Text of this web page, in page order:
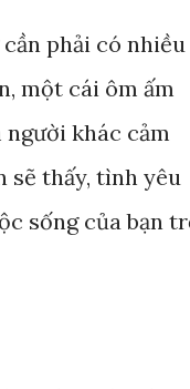
phải có nhiều
một cái ôm ấm
người khác cảm
sẽ thấy, tình yêu
sống của bạn